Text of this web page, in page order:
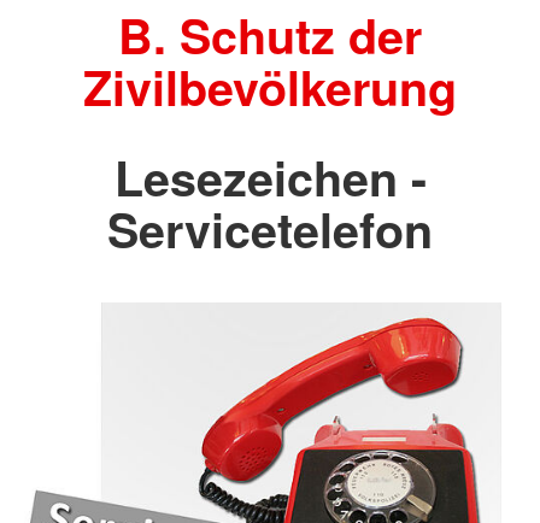
B. Schutz der
Zivilbevölkerung
Lesezeichen -
Servicetelefon